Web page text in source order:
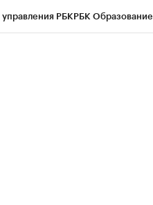
РБКРБК Образование